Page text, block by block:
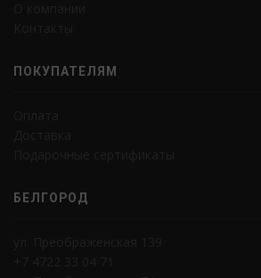
ПОКУПАТЕЛЯМ
БЕЛГОРОД